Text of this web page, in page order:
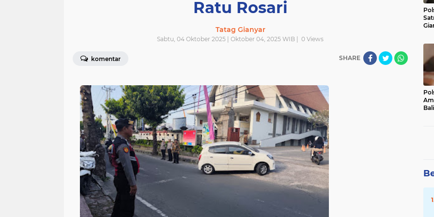
Ratu Rosari
Tatag Gianyar
Sabtu, 04 Oktober 2025 | Oktober 04, 2025 WIB | 0 Views
komentar SHARE